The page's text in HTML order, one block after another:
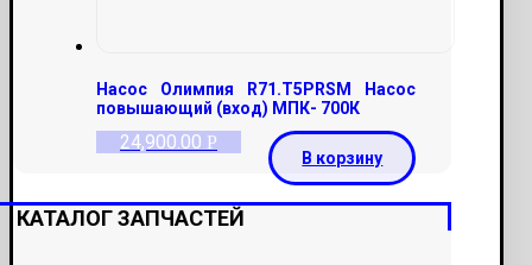
Насос Олимпия R71.T5PRSM Насос
повышающий (вход) МПК- 700К
24,900.00 Р
В корзину
КАТАЛОГ ЗАПЧАСТЕЙ